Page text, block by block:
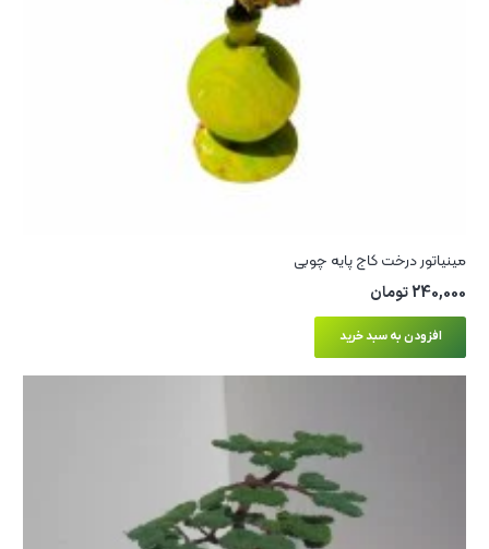
مینیاتور درخت کاج پایه چوبی
240,000تومان
افزودن به سبد خرید